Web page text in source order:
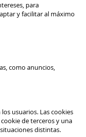
para
y facilitar al máximo
como anuncios,
usuarios. Las cookies
de terceros y una
distintas.